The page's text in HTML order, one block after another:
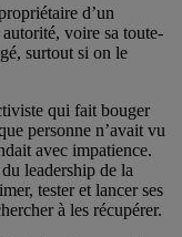
d’un
voire sa toute-
surtout si on le
qui fait bouger
personne n’avait vu
avec impatience.
leadership de la
tester et lancer ses
à les récupérer.